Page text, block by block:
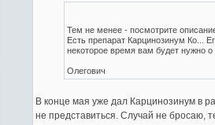
Тем не менее - посмотрите
Есть препарат Карцинозинум Ко...
некоторое время вам будет нужно
Олегович
В конце мая уже дал Карцинозинум в
не представиться. Случай не бросаю,